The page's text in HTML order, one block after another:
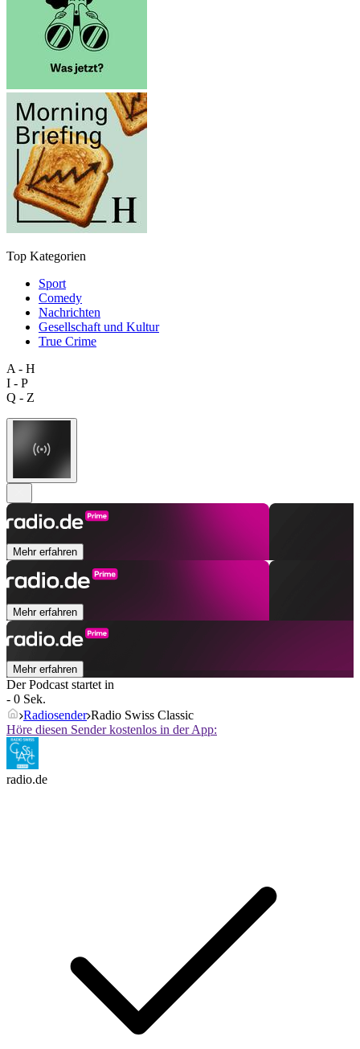
Top Kategorien
Sport
Comedy
Nachrichten
Gesellschaft und Kultur
True Crime
A - H
I - P
Q - Z
Mehr erfahren
Mehr erfahren
Mehr erfahren
Der Podcast startet in
- 0 Sek.
Radiosender Radio Swiss Classic
Höre diesen Sender kostenlos in der App:
radio.de